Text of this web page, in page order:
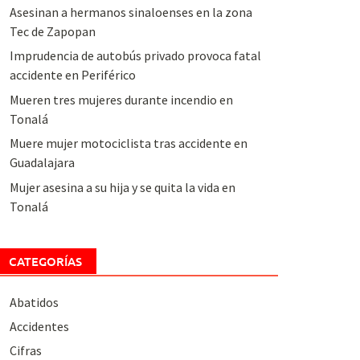
Asesinan a hermanos sinaloenses en la zona
Tec de Zapopan
Imprudencia de autobús privado provoca fatal
accidente en Periférico
Mueren tres mujeres durante incendio en
Tonalá
Muere mujer motociclista tras accidente en
Guadalajara
Mujer asesina a su hija y se quita la vida en
Tonalá
CATEGORÍAS
Abatidos
Accidentes
Cifras